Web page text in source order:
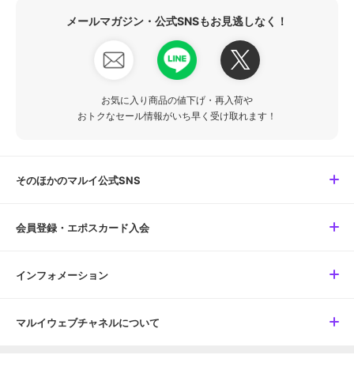
メールマガジン・公式SNSもお見逃しなく！
お気に入り商品の値下げ・再入荷や
おトクなセール情報がいち早く受け取れます！
そのほかのマルイ公式SNS
会員登録・エポスカード入会
インフォメーション
マルイウェブチャネルについて